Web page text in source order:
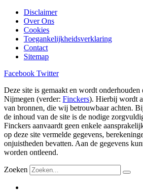
Disclaimer
Over Ons
Cookies
Toegankelijkheidsverklaring
Contact
Sitemap
Facebook Twitter
Deze site is gemaakt en wordt
Nijmegen (verder: Finckers). Hierbij wordt
van bronnen, die wij betrouwbaar achten.
de inhoud van de site is de nodige
Finckers aanvaardt geen enkele
op deze site vermelde gegevens,
onjuistheden bevatten. Aan de gegevens
worden ontleend.
Zoeken